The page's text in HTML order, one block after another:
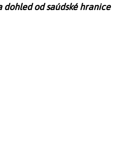
dohled od saúdské hranice